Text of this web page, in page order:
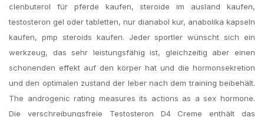
clenbuterol für pferde kaufen, steroide im ausland kaufen,
testosteron gel oder tabletten, nur dianabol kur, anabolika kapseln
kaufen, pmp steroids kaufen. Jeder sportler wünscht sich ein
werkzeug, das sehr leistungsfähig ist, gleichzeitig aber einen
schonenden effekt auf den körper hat und die hormonsekretion
und den optimalen zustand der leber nach dem training beibehält.
The androgenic rating measures its actions as a sex hormone.
Die verschreibungsfreie Testosteron D4 Creme enthält das